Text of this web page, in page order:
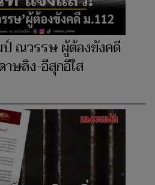
ณวรรษ ผู้ต้องขังคดี
ษลิง-อีสุกอีใส